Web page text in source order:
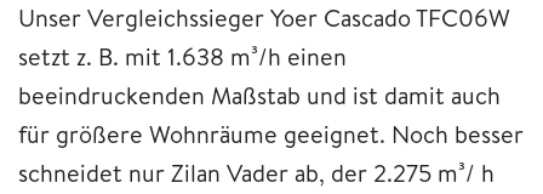
Unser Vergleichssieger Yoer Cascado TFC06W
setzt z. B. mit 1.638 m³/h einen
beeindruckenden Maßstab und ist damit auch
für größere Wohnräume geeignet. Noch besser
schneidet nur Zilan Vader ab, der 2.275 m³/ h